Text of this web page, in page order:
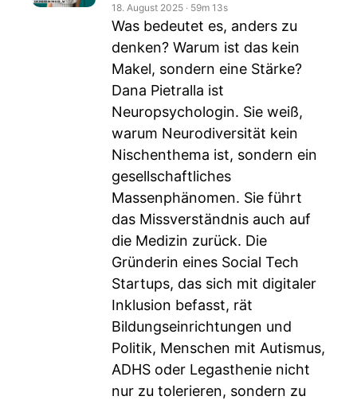
18. August 2025 ‧ 59m 13s
Was bedeutet es, anders zu
denken? Warum ist das kein
Makel, sondern eine Stärke?
Dana Pietralla ist
Neuropsychologin. Sie weiß,
warum Neurodiversität kein
Nischenthema ist, sondern ein
gesellschaftliches
Massenphänomen. Sie führt
das Missverständnis auch auf
die Medizin zurück. Die
Gründerin eines Social Tech
Startups, das sich mit digitaler
Inklusion befasst, rät
Bildungseinrichtungen und
Politik, Menschen mit Autismus,
ADHS oder Legasthenie nicht
nur zu tolerieren, sondern zu